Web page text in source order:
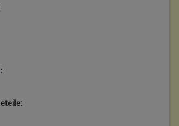
der Scheuer zwei Zimmer
Wohnhaus umgebaut". (a)